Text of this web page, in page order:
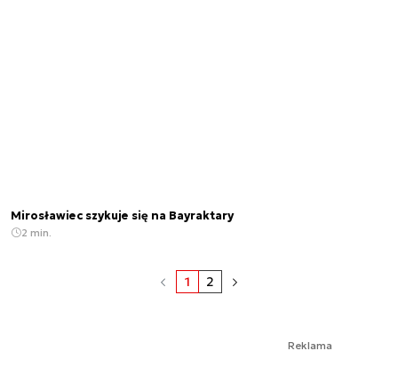
Mirosławiec szykuje się na Bayraktary
2 min.
1 2
Reklama